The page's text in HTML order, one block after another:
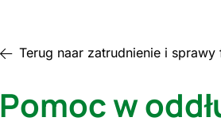
Terug naar zatrudnienie i sprawy
Pomoc w